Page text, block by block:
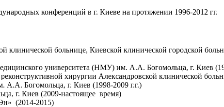
конференций в г. Киеве на протяжении 1996-2012 гг.
клинической больнице, Киевской клинической городской
университета (НМУ) им. А.А. Богомольца, г. Киев
хирургии Александровской клинической
Богомольца, г. Киев (1998-2009 г.г.)
г. Киев (2009-настоящее время)
(2014-2015)